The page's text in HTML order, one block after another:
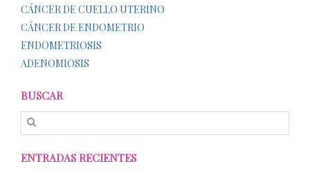
CÁNCER DE CUELLO UTERINO
CÁNCER DE ENDOMETRIO
ENDOMETRIOSIS
ADENOMIOSIS
BUSCAR
ENTRADAS RECIENTES